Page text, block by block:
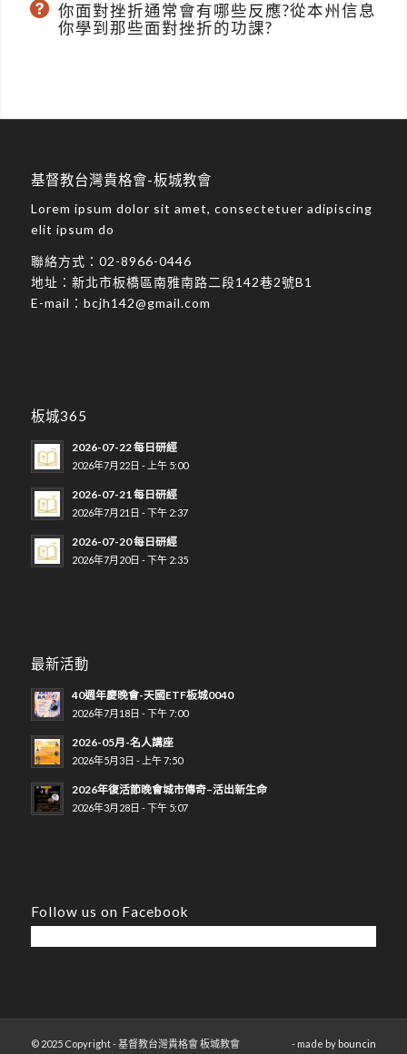
你面對挫折通常會有哪些反應?從本州信息
你學到那些面對挫折的功課?
基督教台灣貴格會-板城教會
Lorem ipsum dolor sit amet, consectetuer adipiscing
elit ipsum do
聯絡方式： 02-8966-0446
地址： 新北市板橋區南雅南路二段142巷2號B1
E-mail： bcjh142@gmail.com
板城365
2026-07-22 每日研經
2026年7月22日 - 上午 5:00
2026-07-21 每日研經
2026年7月21日 - 下午 2:37
2026-07-20 每日研經
2026年7月20日 - 下午 2:35
最新活動
40週年慶晚會-天國ETF板城0040
2026年7月18日 - 下午 7:00
2026-05月-名人講座
2026年5月3日 - 上午 7:50
2026年復活節晚會城市傳奇–活出新生命
2026年3月28日 - 下午 5:07
Follow us on Facebook
© 2025 Copyright - 基督教台灣貴格會 板城教會 - made by bouncin